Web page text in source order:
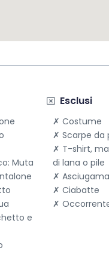
Muta
e
Esclusi
Costume
Scarpe da
T-shirt,
di lana o pile
Ciabatte
Send